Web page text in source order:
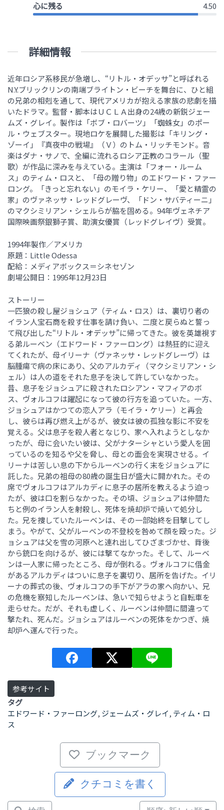
心に残る
4.50
詳細情報
近年ロシア系移民が急増し、“リトル・オデッサ”と呼ばれる
N.Y.ブリックリンの南端ブライトン・ビーチを舞台に、ひと組
の兄弟の相剋を通して、現代アメリカが抱える家族の悲劇を描
いたドラマ。監督・脚本はＵＣＬＡ出身の24歳の新鋭ジェー
ムズ・グレイ。製作は「ボブ・ロバーツ」「蜘蛛女」のポー
ル・ウェブスター。現地ロケを展開した撮影は「キリング・
ゾーイ」『真夜中の戦場』（Ｖ）のトム・リッチモンド。音
楽はダナ・サノで、全編に流れるロシア正教のコラール（聖
歌）が作品に深みを与えている。主演は「フォー・ルーム
ス」のティム・ロスと、「母の贈り物」のエドワード・ファー
ロング。「きっと忘れない」のモイラ・ケリー、「愛と精霊の
家」のヴァネッサ・レッドグレーヴ、「ドン・サバティーニ」
のマクシミリアン・シェルらが脇を固める。94年ヴェネチア
国際映画祭銀獅子賞、助演女優賞（レッドグレイヴ）受賞。
1994年製作／アメリカ
原題：Little Odessa
配給：メディアボックス＝シネセゾン
劇場公開日：1995年12月23日
ストーリー
一匹狼の殺し屋ジョシュア（ティム・ロス）は、裏切り者の
イラン人宝石商を殺す仕事を請け負い、二度と戻らぬと誓っ
て飛び出した“リトル・オデッサ”に帰ってきた。彼を英雄視す
る弟ルーベン（エドワード・ファーロング）は熱狂的に迎え
てくれたが、母イリーナ（ヴァネッサ・レッドグレーヴ）は
脳腫瘍で病の床にあり、父のアルカディ（マクシミリアン・シ
ェル）は人の道をそれた息子を決して許していなかった。
昔、息子をジョシュアに殺されたロシアン・マフィアのボ
ス、ヴォルコフは躍起になって彼の行方を追っていた。一方、
ジョシュアはかつての恋人アラ（モイラ・ケリー）と再会
し、彼らは再び燃え上がるが、彼女は彼の孤独な影に不安を
覚える。父は息子を殺人者となじり、家へ入れようとしなか
ったが、母に会いたい彼は、父がナターシャという愛人を囲
っているのを知るや父を脅し、母との面会を実現させる。イ
リーナは苦しい息の下からルーベンの行く末をジョシュアに
託した。兄弟の祖母の80歳の誕生日が盛大に開かれた。その
席でヴォルコフはアルカディに息子の居所を教えるよう迫っ
たが、彼は口を割らなかった。その頃、ジョシュアは仲間た
ちと例のイラン人を射殺し、死体を焼却炉で焼いて処分し
た。兄を捜していたルーベンは、その一部始終を目撃してし
まう。やがて、父がルーベンの不登校を咎めて顔を殴った。ジ
ョシュアは父を雪の河原へと連れ出してひざまづかせ、背後
から銃口を向けるが、彼には撃てなかった。そして、ルーベ
ンは一人家に帰ったところ、母が倒れる。ヴォルコフに借金
があるアルカディはついに息子を裏切り、居所を告げた。イリ
ーナの葬式の後、ヴォルコフの手下がアラの家へ向かい、兄
の危機を察知したルーベンは、急いで知らせようと自転車を
走らせた。だが、それも虚しく、ルーベンは仲間に間違って
撃たれ、死んだ。ジョシュアはルーベンの死体をかつぎ、焼
却炉へ運んで行った。
参考サイト
タグ
エドワード・ファーロング, ジェームズ・グレイ, ティム・ロ
ス
ブックマーク
クチコミを書く